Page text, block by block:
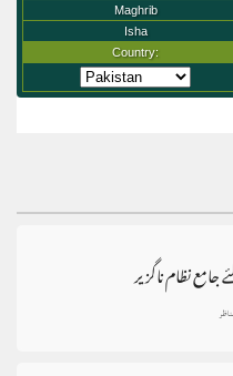
جامع نظام ناگزیر